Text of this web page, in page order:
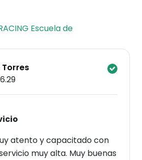
Escuela de
Torres
atento y capacitado con
muy alta. Muy buenas